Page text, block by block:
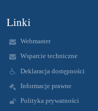
Linki
Webmaster
Wsparcie techniczne
Deklaracja dostępności
Informacje prawne
Polityka prywatności